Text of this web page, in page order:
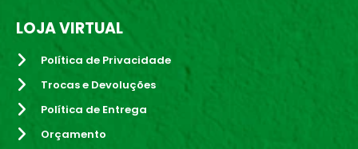
LOJA VIRTUAL
Política de Privacidade
Trocas e Devoluções
Política de Entrega
Orçamento